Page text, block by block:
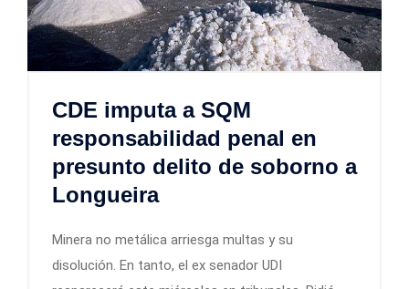
CDE imputa a SQM
responsabilidad penal en
presunto delito de soborno a
Longueira
Minera no metálica arriesga multas y su
disolución. En tanto, el ex senador UDI